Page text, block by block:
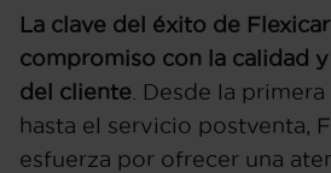
La clave del éxito de Flexicar
compromiso con la calidad
del cliente . Desde la
hasta el servicio postventa,
esfuerza por ofrecer una